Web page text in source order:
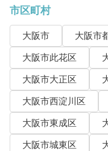
市区町村
大阪市 大阪市
大阪市此花区
大阪市大正区
大阪市西淀川区
大阪市東成区
大阪市城東区